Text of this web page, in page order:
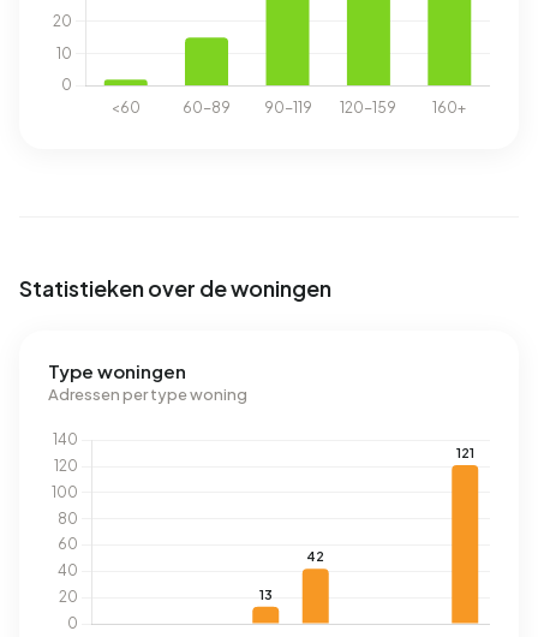
Statistieken over de woningen
Type woningen
Adressen per type woning